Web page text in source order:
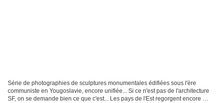
Série de photographies de sculptures monumentales édifiées sous l'ère
communiste en Yougoslavie, encore unifiée... Si ce n'est pas de l'architecture
SF, on se demande bien ce que c'est... Les pays de l'Est regorgent encore de